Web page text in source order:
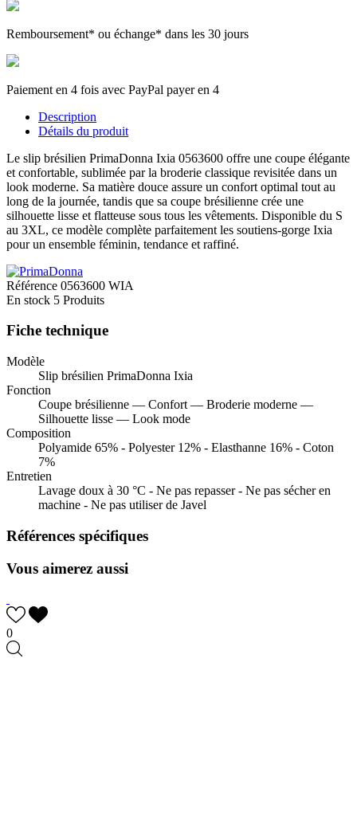
Remboursement* ou échange* dans les 30 jours
Paiement en 4 fois avec PayPal payer en 4
Description
Détails du produit
Le slip brésilien PrimaDonna Ixia 0563600 offre une coupe élégante
et confortable, sublimée par la broderie classique revisitée dans un
look moderne. Sa matière douce assure un confort optimal tout au
long de la journée, tandis que sa coupe brésilienne crée une
silhouette lisse et flatteuse sous tous les vêtements. Disponible du S
au 3XL, ce modèle complète parfaitement les soutiens-gorge Ixia
pour un ensemble féminin, tendance et raffiné.
Référence 0563600 WIA
En stock 5 Produits
Fiche technique
Modèle
Slip brésilien PrimaDonna Ixia
Fonction
Coupe brésilienne — Confort — Broderie moderne —
Silhouette lisse — Look mode
Composition
Polyamide 65% - Polyester 12% - Elasthanne 16% - Coton
7%
Entretien
Lavage doux à 30 °C - Ne pas repasser - Ne pas sécher en
machine - Ne pas utiliser de Javel
Références spécifiques
Vous aimerez aussi
0